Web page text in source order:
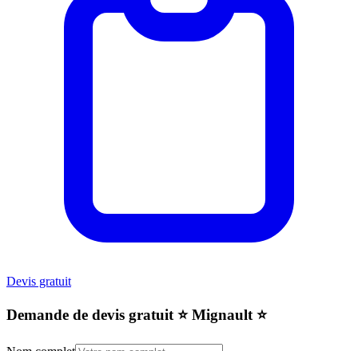
Devis gratuit
Demande de devis gratuit ⭐️ Mignault ⭐️